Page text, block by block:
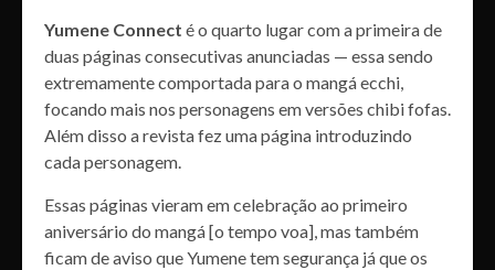
Yumene Connect é o quarto lugar com a primeira de
duas páginas consecutivas anunciadas — essa sendo
extremamente comportada para o mangá ecchi,
focando mais nos personagens em versões chibi fofas.
Além disso a revista fez uma página introduzindo
cada personagem.
Essas páginas vieram em celebração ao primeiro
aniversário do mangá [o tempo voa], mas também
ficam de aviso que Yumene tem segurança já que os